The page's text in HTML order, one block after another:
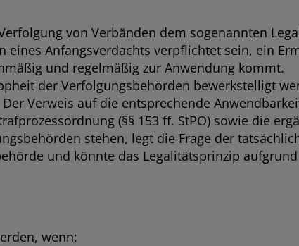
von Verbänden dem sogenannten
Anfangsverdachts verpflichtet sein, ein
und regelmäßig zur Anwendung kommt.
der Verfolgungsbehörden bewerkstelligt
Verweis auf die entsprechende
(§§ 153 ff. StPO) sowie die
stehen, legt die Frage der
und könnte das Legalitätsprinzip
wenn: